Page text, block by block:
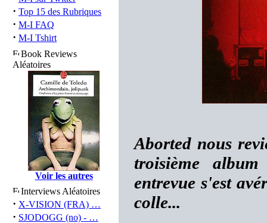
· Top 15 des Rubriques
· M-I FAQ
· M-I Tshirt
Book Reviews
Aléatoires
Voir les autres
Interviews Aléatoires
· X-VISION (FRA) …
· SJODOGG (no) - …
Aborted nous
troisième
entrevue s'est
colle...